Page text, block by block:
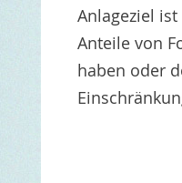
Anlageziel
Anteile von
haben oder